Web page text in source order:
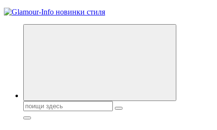
Секреты молодости, красоты и долголетия. Гламурный журнал
Поиск: